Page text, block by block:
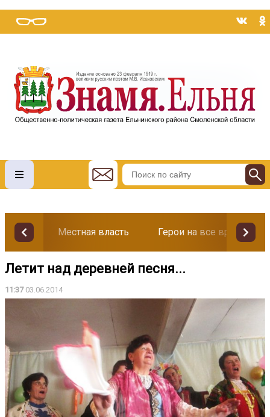
Местная власть Герои на все времена
Летит над деревней песня...
11:3703.06.2014